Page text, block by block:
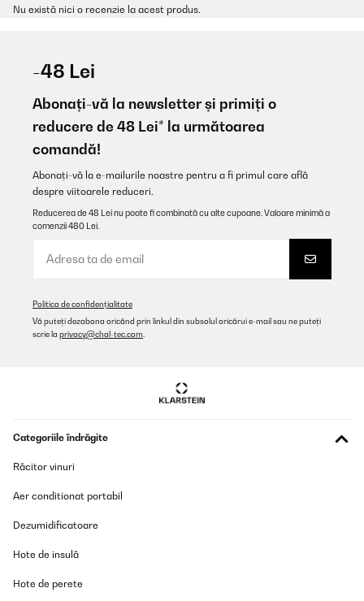
Nu există nici o recenzie la acest produs.
-48 Lei
Abonați-vă la newsletter și primiți o
reducere de 48 Lei* la următoarea
comandă!
Abonați-vă la e-mailurile noastre pentru a fi primul care află
despre viitoarele reduceri.
Reducerea de 48 Lei nu poate fi combinată cu alte cupoane. Valoare minimă a
comenzii 480 Lei.
Politica de confidențialitate
Vă puteți dezabona oricând prin linkul din subsolul oricărui e-mail sau ne puteți
scrie la privacy@chal-tec.com
Categoriile îndrăgite
Răcitor vinuri
Aer conditionat portabil
Dezumidificatoare
Hote de insulă
Hote de perete